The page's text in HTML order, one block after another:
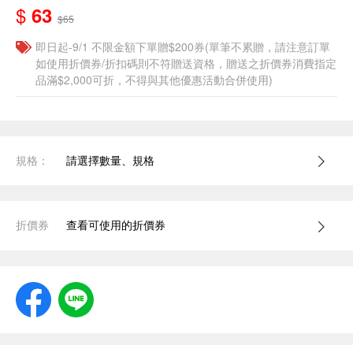
$ 63 $65
即日起-9/1 不限金額下單贈$200券(單筆不累贈，請注意訂單
如使用折價券/折扣碼則不符贈送資格，贈送之折價券消費指定
品滿$2,000可折，不得與其他優惠活動合併使用)
規格： 請選擇數量、規格
折價券 查看可使用的折價券